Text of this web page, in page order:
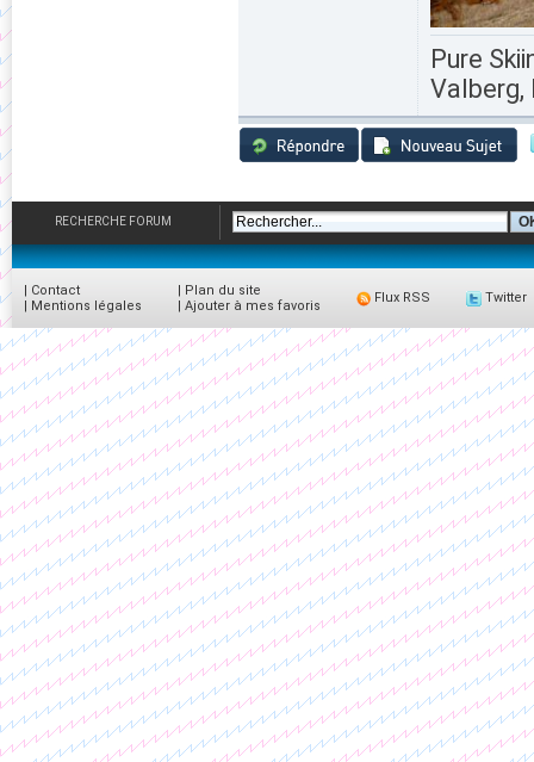
Pure
Valberg,
RECHERCHE FORUM
| Contact
| Mentions légales
| Plan du site
| Ajouter à mes favoris
Flux RSS Twitter